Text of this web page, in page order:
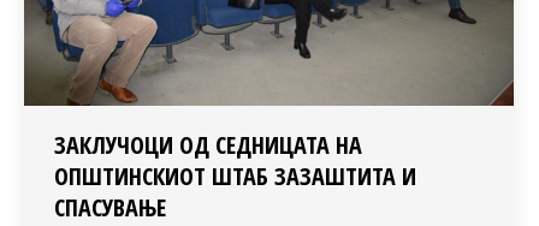
ЗАКЛУЧОЦИ ОД СЕДНИЦАТА НА
ОПШТИНСКИОТ ШТАБ ЗАЗАШТИТА И
СПАСУВАЊЕ